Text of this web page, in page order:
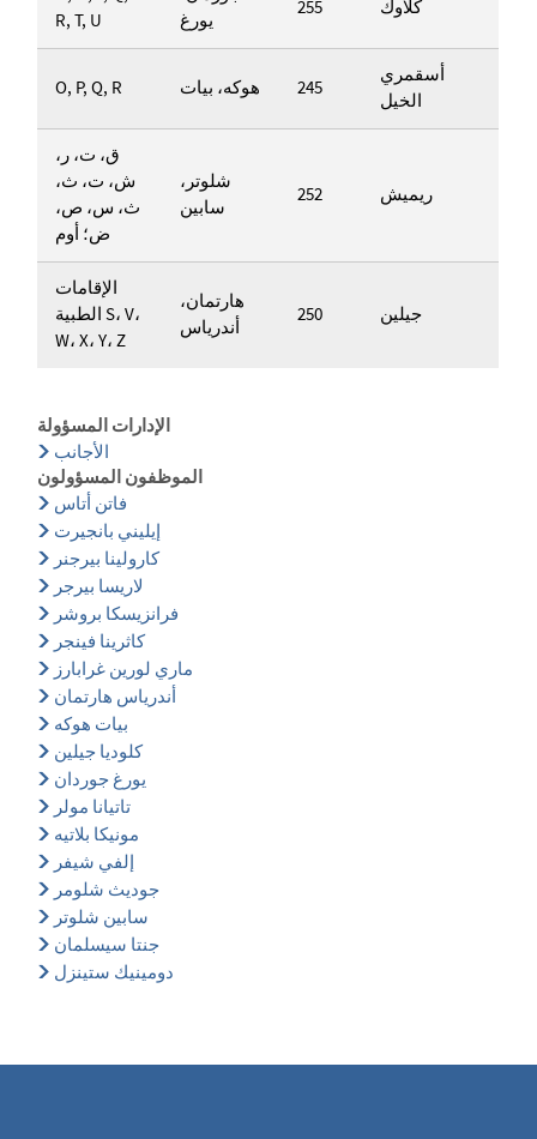
R, T, U
يورغ
255 كلاوك
O, P, Q, R هوكه، بيات 245
أسقمري
الخيل
ق، ت، ر،
ش، ت، ث،
ث، س، ص،
ض؛ أوم
شلوتر،
سابين
252 ريميش
الإقامات
الطبية S، V،
W، X، Y، Z
هارتمان،
أندرياس
250 جيلين
الإدارات المسؤولة
الأجانب
الموظفون المسؤولون
فاتن أتاس
إيليني بانجيرت
كارولينا بيرجنر
لاريسا بيرجر
فرانزيسكا بروشر
كاثرينا فينجر
ماري لورين غرابارز
أندرياس هارتمان
بيات هوكه
كلوديا جيلين
يورغ جوردان
تاتيانا مولر
مونيكا بلاتيه
إلفي شيفر
جوديث شلومر
سابين شلوتر
جنتا سيسلمان
دومينيك ستينزل